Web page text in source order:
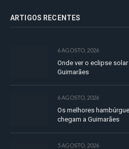
ARTIGOS RECENTES
6 AGOSTO, 2026
Onde ver o eclipse
Guimarães
6 AGOSTO, 2026
Os melhores
chegam a Guimarães
5 AGOSTO, 2026